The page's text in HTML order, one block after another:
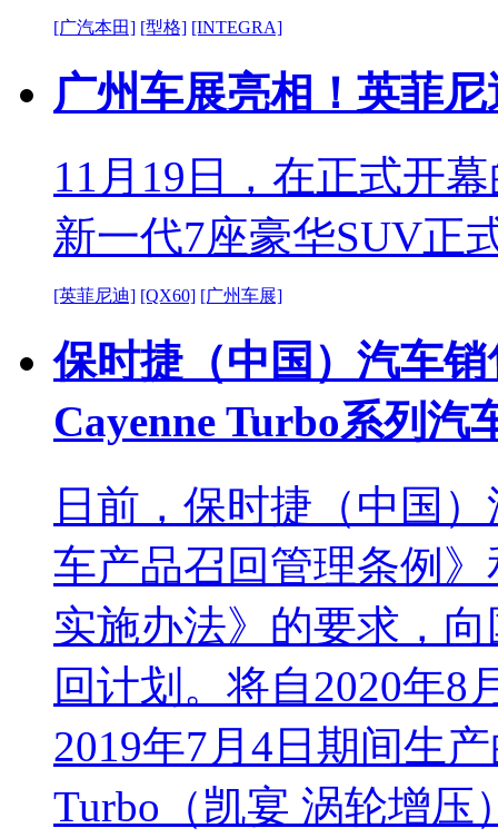
[广汽本田] [型格] [INTEGRA]
广州车展亮相！英菲
11月19日，在正式开
新一代7座豪华SUV正
[英菲尼迪] [QX60] [广州车展]
保时捷（中国）汽车
Cayenne Turbo系列汽
日前，保时捷（中国
车产品召回管理条例
实施办法》的要求，
回计划。将自2020年8
2019年7月4日期间生
Turbo（凯宴 涡轮增压